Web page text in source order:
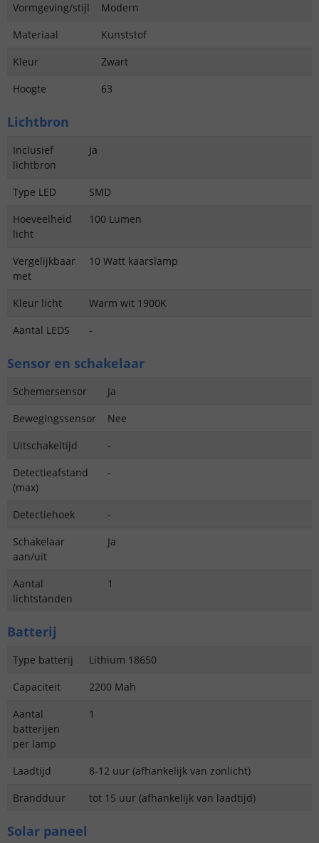
Vormgeving/stijl
Modern
Materiaal
Kunststof
Kleur
Zwart
Hoogte
63
Lichtbron
Inclusief
lichtbron
Ja
Type LED
SMD
Hoeveelheid
licht
100 Lumen
Vergelijkbaar
met
10 Watt kaarslamp
Kleur licht
Warm wit 1900K
Aantal LEDS
-
Sensor en schakelaar
Schemersensor
Ja
Bewegingssensor
Nee
Uitschakeltijd
-
Detectieafstand
(max)
-
Detectiehoek
-
Schakelaar
aan/uit
Ja
Aantal
lichtstanden
1
Batterij
Type batterij
Lithium 18650
Capaciteit
2200 Mah
Aantal
batterijen
per lamp
1
Laadtijd
8-12 uur (afhankelijk van zonlicht)
Brandduur
tot 15 uur (afhankelijk van laadtijd)
Solar paneel